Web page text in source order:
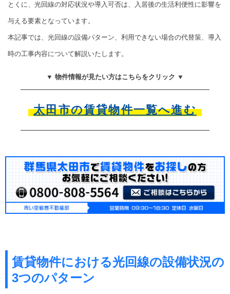
とくに、光回線の対応状況や導入可否は、入居後の生活利便性に影響を
与える要素となっています。
本記事では、光回線の設備パターン、利用できない場合の代替策、導入
時の工事内容について解説いたします。
▼ 物件情報が見たい方はこちらをクリック ▼
太田市の賃貸物件一覧へ進む
賃貸物件における光回線の設備状況の
3つのパターン